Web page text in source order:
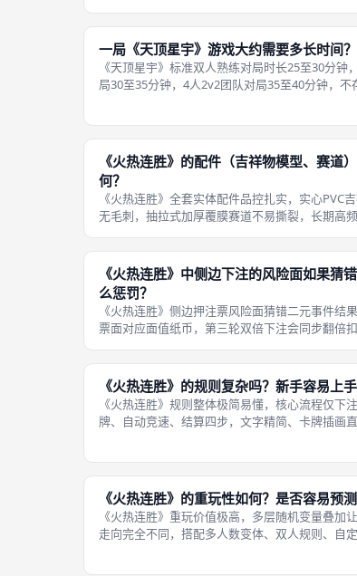
与功能说明
一局《天顶星宇》游戏大约需要多长时间？
《天顶星宇》标准双人熟练对局时长25至30分钟
局30至35分钟，4人2v2团队对局35至40分钟，不
熟练度，熟悉卡牌效
《火热连胜》的配件（吉祥物模型、赛道
何？
《火热连胜》全套实体配件品控扎实，实心PVC
无毛刺，抽拉式加厚覆膜赛道不易撕裂，长期高
一标准化生产，汉化版完整保留同款材质规格。
做工细节拆解：第一，四只吉祥物
《火热连胜》中侧边下注的风险面如果猜
么惩罚？
《火热连胜》侧边押注票风险面猜错二元事件结
票面对应面值纸币，第三轮双倍下注会同步翻倍
风险下注完全统一。侧边风险下注完整惩罚细则
础惩罚标准，单张侧边风险票猜错事
《火热连胜》的规则复杂吗？新手容易上手
《火热连胜》规则整体极简易懂，核心流程仅下
牌、自动竞速、结算四步，文字精简、卡牌插画
模块化，每一轮赛事循环完全统一，
《火热连胜》的重玩性如何？是否容易预测
《火热连胜》重玩价值极高，多层随机变量叠加
走向完全不同，搭配多人数变体、双人规则、自